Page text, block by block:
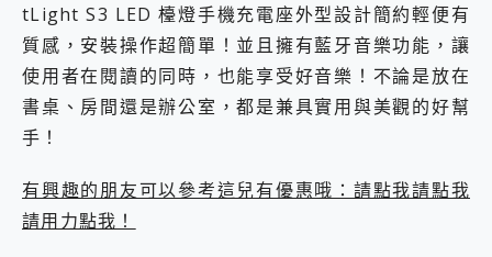
tLight S3 LED 檯燈手機充電座外型設計簡約輕便有
質感，安裝操作超簡單！並且擁有藍牙音樂功能，讓
使用者在閱讀的同時，也能享受好音樂！不論是放在
書桌、房間還是辦公室，都是兼具實用與美觀的好幫
手！
有興趣的朋友可以參考這兒有優惠哦：請點我請點我
請用力點我！